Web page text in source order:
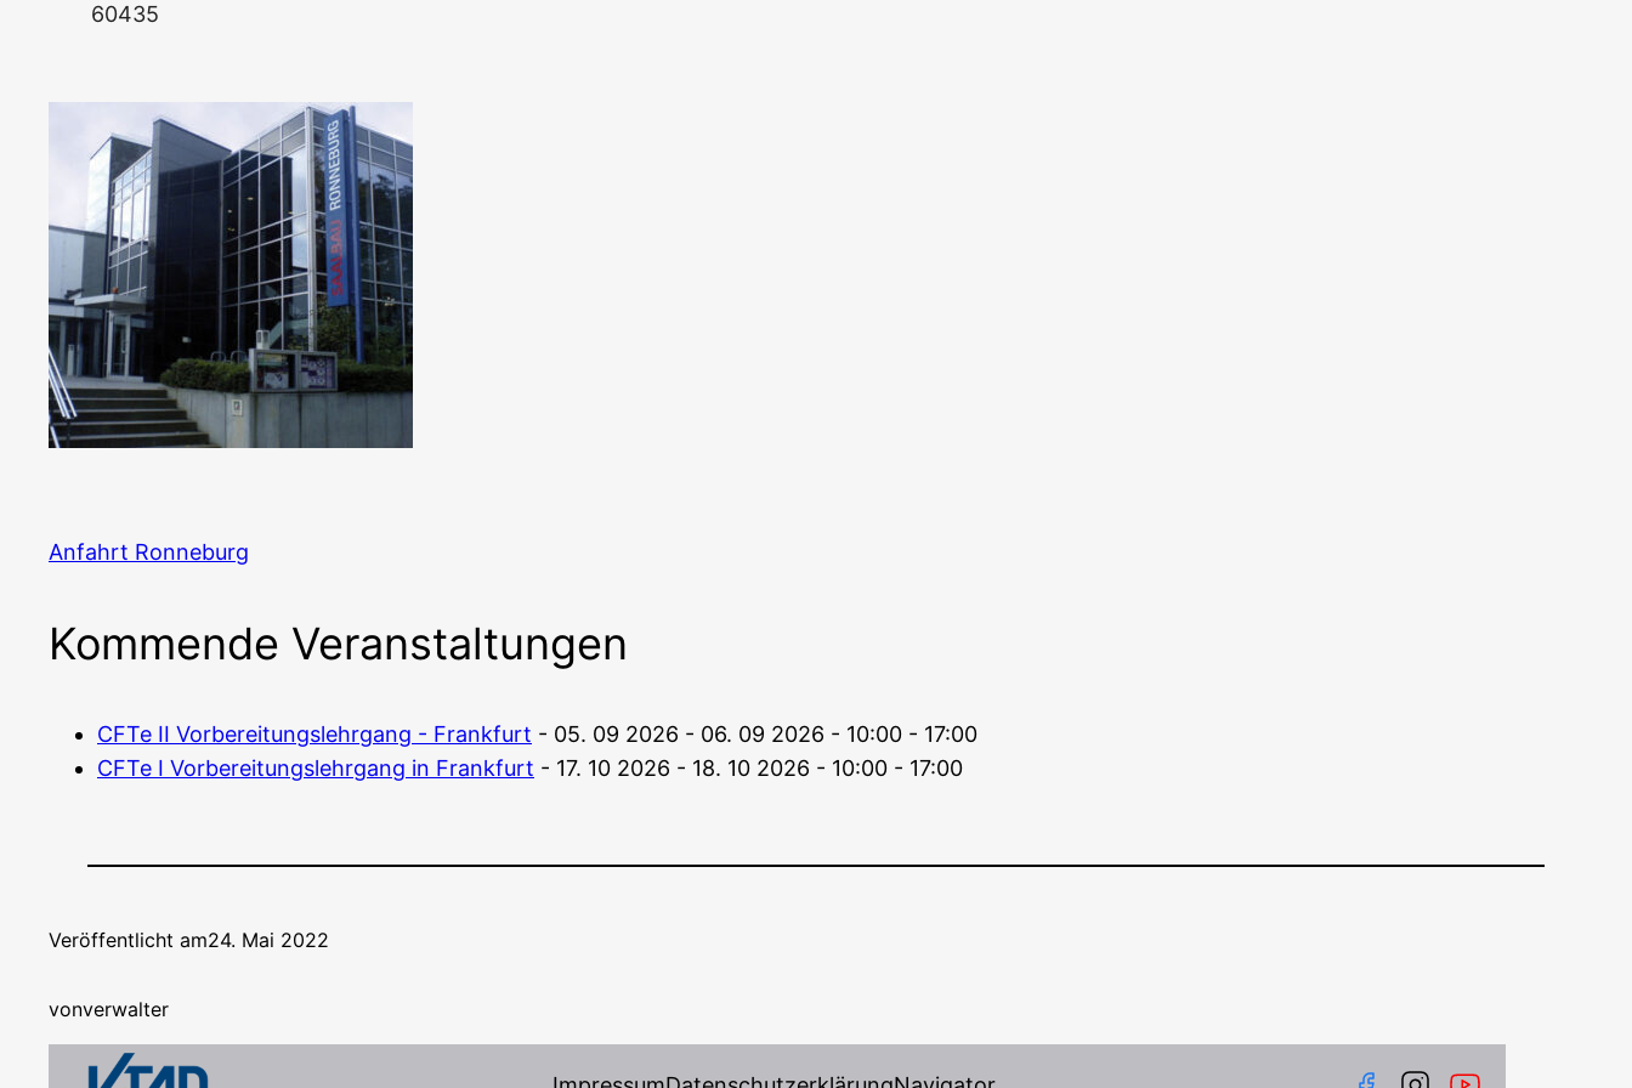
60435
Anfahrt Ron­ne­burg
Kommende Veranstaltungen
CFTe II Vor­be­rei­tungs­lehr­gang - Frank­furt - 05. 09 2026 - 06. 09 2026 - 10:00 - 17:00
CFTe I Vor­be­rei­tungs­lehr­gang in Frank­furt - 17. 10 2026 - 18. 10 2026 - 10:00 - 17:00
Veröffentlicht am24. Mai 2022
vonverwalter